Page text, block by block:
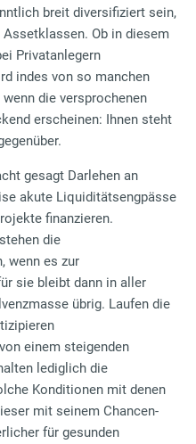
breit diversifiziert sein,
Ob in diesem
Privatanlegern
indes von so manchen
die versprochenen
erscheinen: Ihnen steht
gesagt Darlehen an
akute Liquiditätsengpässe
finanzieren.
die
wenn es zur
sie bleibt dann in aller
übrig. Laufen die
einem steigenden
lediglich die
Konditionen mit denen
mit seinem Chancen-
für gesunden